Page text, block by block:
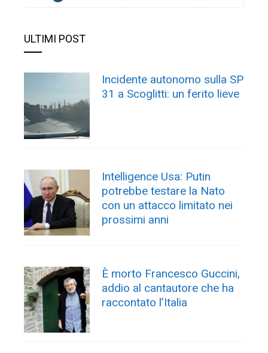
ULTIMI POST
Incidente autonomo sulla SP
31 a Scoglitti: un ferito lieve
Intelligence Usa: Putin
potrebbe testare la Nato
con un attacco limitato nei
prossimi anni
È morto Francesco Guccini,
addio al cantautore che ha
raccontato l’Italia